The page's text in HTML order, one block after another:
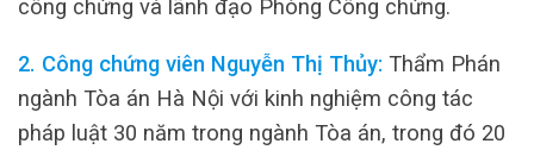
công chứng và lãnh đạo Phòng Công chứng.
2. Công chứng viên Nguyễn Thị Thủy: Thẩm Phán
ngành Tòa án Hà Nội với kinh nghiệm công tác
pháp luật 30 năm trong ngành Tòa án, trong đó 20